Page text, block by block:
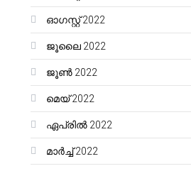
ഓഗസ്റ്റ്‌ 2022
ജൂലൈ 2022
ജൂൺ 2022
മെയ്‌ 2022
ഏപ്രിൽ 2022
മാർച്ച്‌ 2022